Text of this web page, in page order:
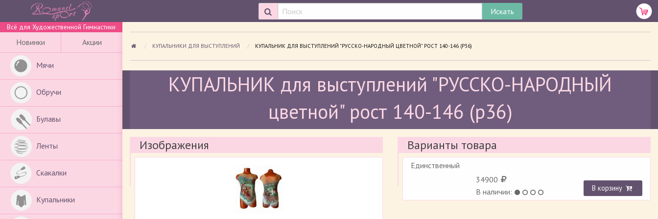
КУПАЛЬНИКИ ДЛЯ ВЫСТУПЛЕНИЙ ПРОСМАТРИВАЕМАЯ СТРАНИЦА:
КУПАЛЬНИК ДЛЯ ВЫСТУПЛЕНИЙ "РУССКО-НАРОДНЫЙ ЦВЕТНОЙ" РОСТ 140-146 (Р36)
КУПАЛЬНИК для выступлений "РУССКО-НАРОДНЫЙ
цветной" рост 140-146 (р36)
Изображения Варианты товара
Единственный
34900
В наличии:
В корзину
Всё для Художественной Гимнастики
Новинки Акции
Мячи
Обручи
Булавы
Ленты
Скакалки
Купальники